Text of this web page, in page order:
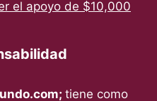
el apoyo de $10,000
tiene como